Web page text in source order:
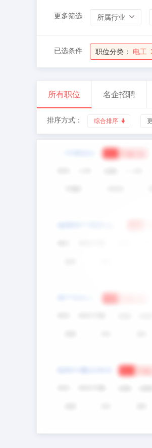
更多筛选 所属行业
已选条件 职位分类： 电工
所有职位 名企招聘
排序方式： 综合排序